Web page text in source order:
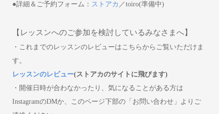
●詳細＆ご予約フォーム： ストアカ ／toiro(準備中)
【レッスンへのご参加を検討しているみなさまへ】
・これまでのレッスンのレビューはこちらからご覧いただけま
す。
レッスンのレビュー(ストアカのサイトに飛びます)
・開催日時が合わなかったり、気になることがある方は
InstagramのDMか、このページ下部の「お問い合わせ」よりご